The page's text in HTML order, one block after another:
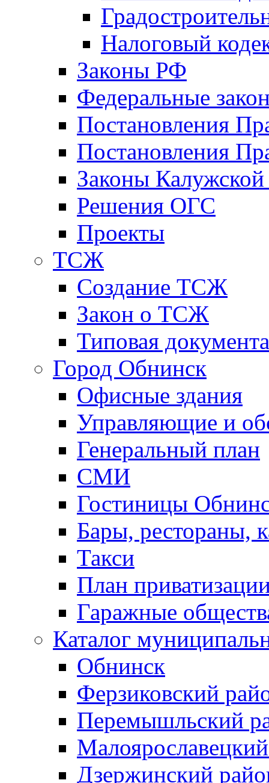
Налоговый
Законы РФ
Федеральные
Постановления
Постановления
Законы Калужской
Решения ОГС
Проекты
ТСЖ
Создание ТСЖ
Закон о ТСЖ
Типовая
Город Обнинск
Офисные здания
Управляющие и
Генеральный план
СМИ
Гостиницы
Бары, рестораны,
Такси
План
Гаражные
Каталог
Обнинск
Ферзиковский
Перемышльский
Дзержинский